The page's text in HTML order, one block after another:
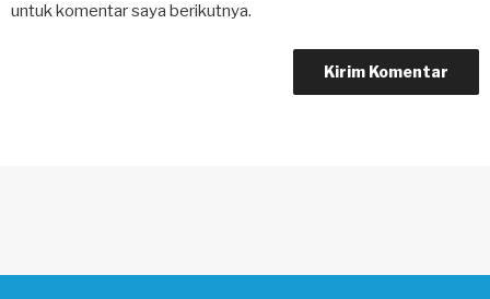
untuk komentar saya berikutnya.